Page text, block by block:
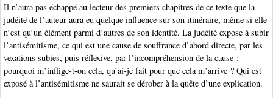
Il n’aura pas échappé au lecteur des premiers chapitres de ce texte que la
judéité de l’auteur aura eu quelque influence sur son itinéraire, même si elle
n’est qu’un élément parmi d’autres de son identité. La judéité expose à subir
l’antisémitisme, ce qui est une cause de souffrance d’abord directe, par les
vexations subies, puis réflexive, par l’incompréhension de la cause :
pourquoi m’inflige-t-on cela, qu’ai-je fait pour que cela m’arrive ? Qui est
exposé à l’antisémitisme ne saurait se dérober à la quête d’une explication.